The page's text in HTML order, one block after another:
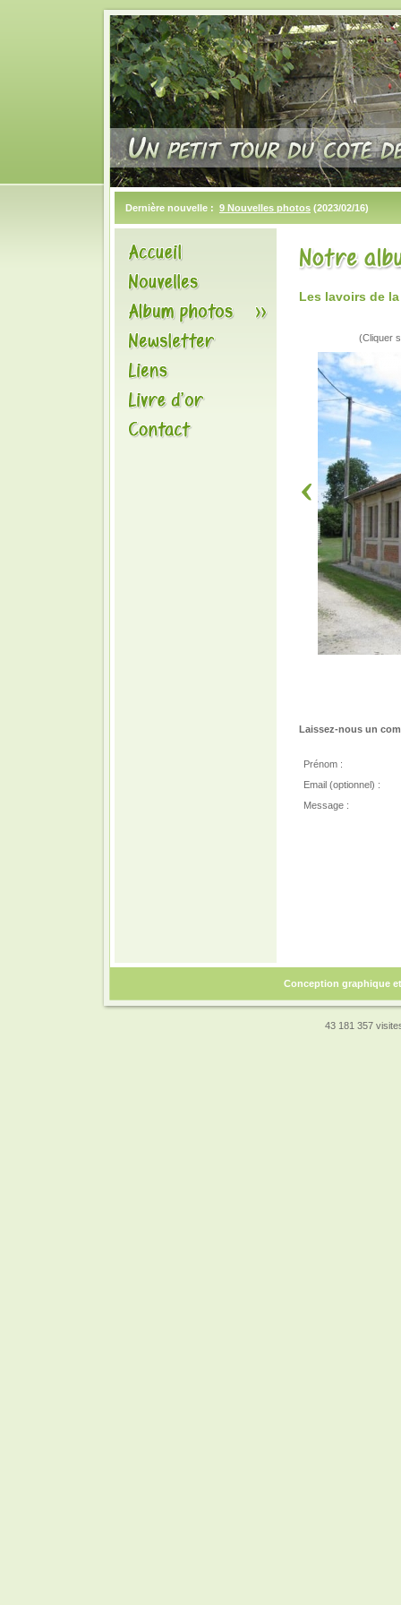
Dernière nouvelle : 9 Nouvelles photos (2023/02/16)
Les lavoirs de
(Cliquer
Laissez-nous un
Prénom :
Email (optionnel) :
Message :
Conception graphique
43 181 357